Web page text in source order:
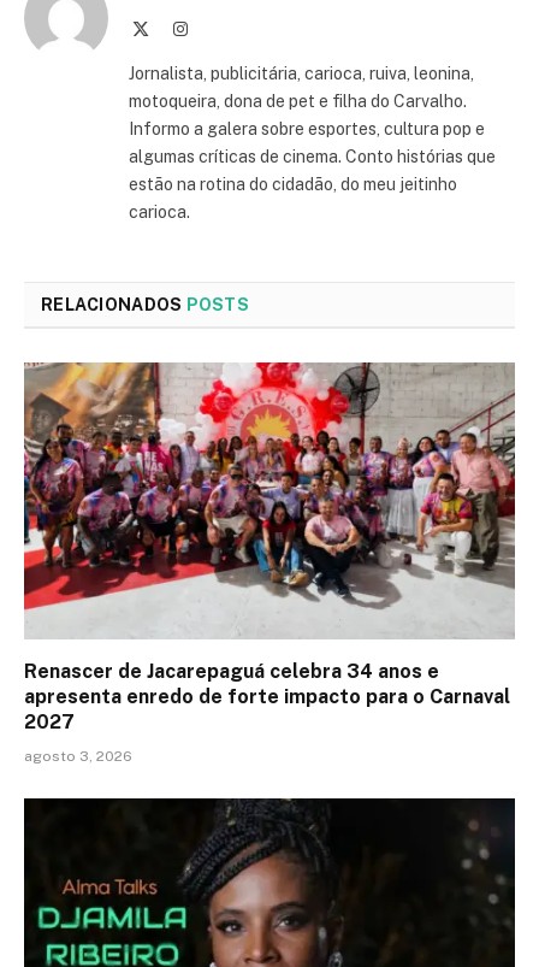
Instagram
Jornalista, publicitária, carioca, ruiva, leonina,
motoqueira, dona de pet e filha do Carvalho.
Informo a galera sobre esportes, cultura pop e
algumas críticas de cinema. Conto histórias que
estão na rotina do cidadão, do meu jeitinho
carioca.
RELACIONADOS POSTS
Renascer de Jacarepaguá celebra 34 anos e
apresenta enredo de forte impacto para o Carnaval
2027
agosto 3, 2026